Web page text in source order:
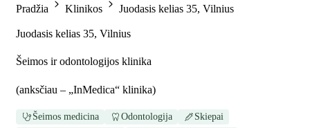
Pradžia Klinikos Juodasis kelias 35, Vilnius
Juodasis kelias 35, Vilnius
Šeimos ir odontologijos klinika
(anksčiau – „InMedica“ klinika)
Šeimos medicina Odontologija
Skiepai